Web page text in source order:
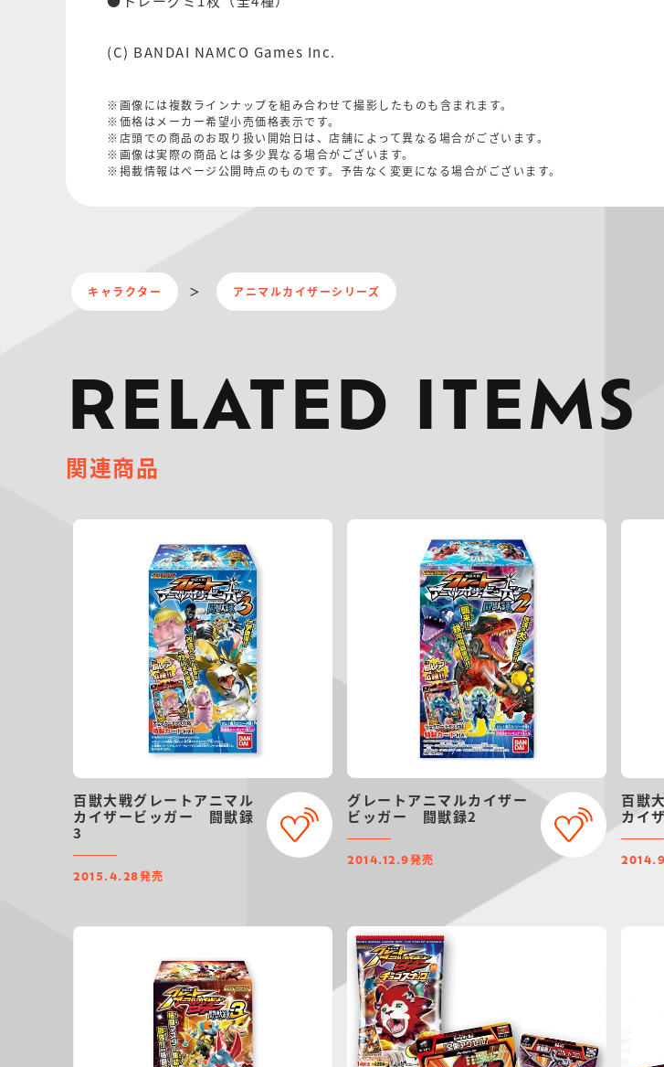
(C) BANDAI NAMCO Games Inc.
※画像には複数ラインナップを組み合わせて撮影したものも含まれます。
※価格はメーカー希望小売価格表示です。
※店頭での商品のお取り扱い開始日は、店舗によって異なる場合がございます。
※画像は実際の商品とは多少異なる場合がございます。
※掲載情報はページ公開時点のものです。予告なく変更になる場合がございます。
キャラクター アニマルカイザーシリーズ
RELATED ITEMS
関連商品
百獣大戦グレートアニマル
カイザービッガー 闘獣録
3
2015.4.28発売
グレートアニマルカイザー
ビッガー 闘獣録2
2014.12.9発売
百獣
カイ